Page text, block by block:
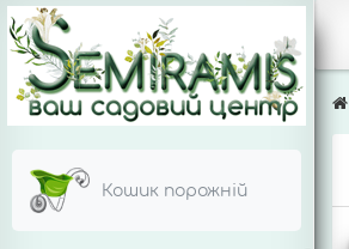
Кошик порожній